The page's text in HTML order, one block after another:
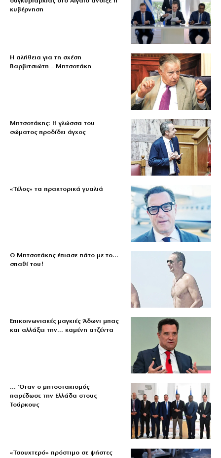
κυβέρνηση
Η αλήθεια για τη σχέση
Βαρβιτσιώτη – Μητσοτάκη
Μητσοτάκης: Η γλώσσα του
σώματος προδίδει άγχος
«Τέλος» τα πρακτορικά γυαλιά
Ο Μητσοτάκης έπιασε πάτο με το…
σπαθί του!
Επικοινωνιακές μαγκιές Άδωνι μπας
και αλλάξει την… καμένη ατζέντα
… Όταν ο μητσοτακισμός
παρέδωσε την Ελλάδα στους
Τούρκους
«Τσουχτερό» πρόστιμο σε ψήστες